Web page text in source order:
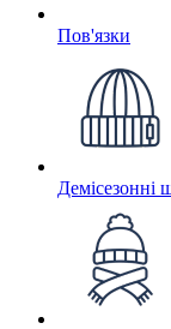
Пов'язки
Демісезонні